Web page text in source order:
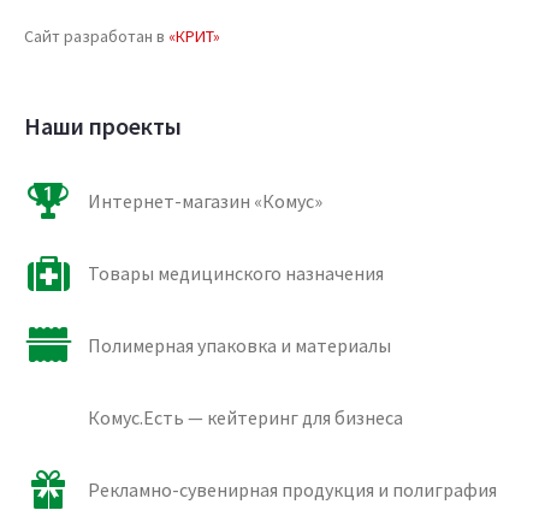
Сайт разработан в «КРИТ»
Наши проекты
Интернет-магазин «Комус»
Товары медицинского назначения
Полимерная упаковка и материалы
Комус.Есть — кейтеринг для бизнеса
Рекламно-сувенирная продукция и полиграфия